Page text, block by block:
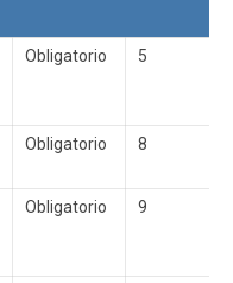
Obligatorio 5
Obligatorio 8
Obligatorio 9